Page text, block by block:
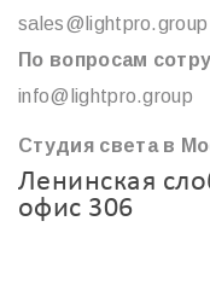
sales@lightpro.group
По вопросам
info@lightpro.group
Студия света в
Ленинская
офис 306